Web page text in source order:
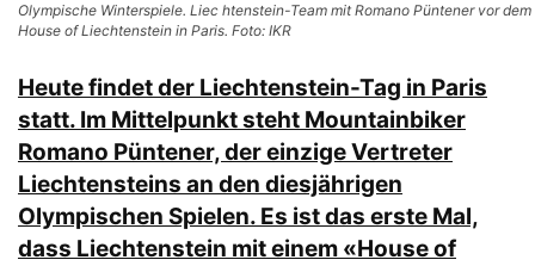
Olympische Winterspiele. Liec htenstein-Team mit Romano Püntener vor dem
House of Liechtenstein in Paris. Foto: IKR
Heute findet der Liechtenstein-Tag in Paris
statt. Im Mittelpunkt steht Mountainbiker
Romano Püntener, der einzige Vertreter
Liechtensteins an den diesjährigen
Olympischen Spielen. Es ist das erste Mal,
dass Liechtenstein mit einem «House of